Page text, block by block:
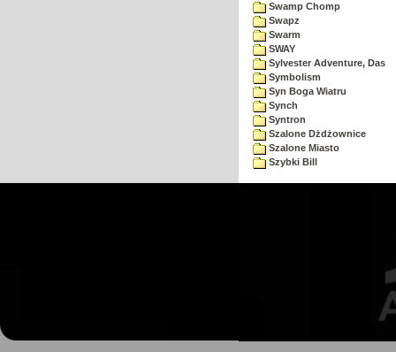
Swamp Chomp
Swapz
Swarm
SWAY
Sylvester Adventure, Das
Symbolism
Syn Boga Wiatru
Synch
Syntron
Szalone Dżdżownice
Szalone Miasto
Szybki Bill